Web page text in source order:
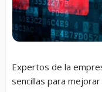
Expertos de la
sencillas para